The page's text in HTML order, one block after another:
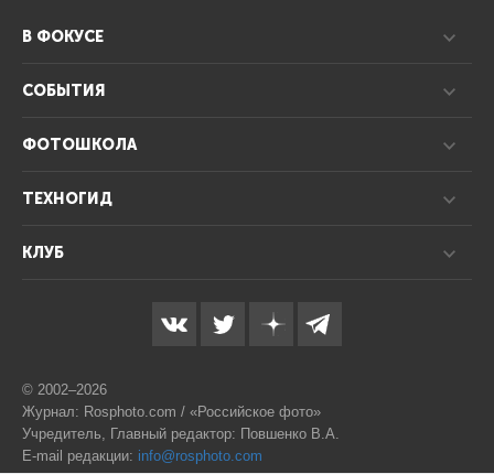
В ФОКУСЕ
СОБЫТИЯ
ФОТОШКОЛА
ТЕХНОГИД
КЛУБ
© 2002–2026
Журнал: Rosphoto.com / «Российское фото»
Учредитель, Главный редактор: Повшенко В.А.
E-mail редакции: info@rosphoto.com